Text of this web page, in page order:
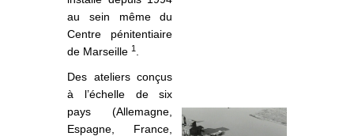
au sein même du
Centre pénitentiaire
de Marseille 1
Des ateliers conçus
à l’échelle de six
pays (Allemagne,
Espagne, France,